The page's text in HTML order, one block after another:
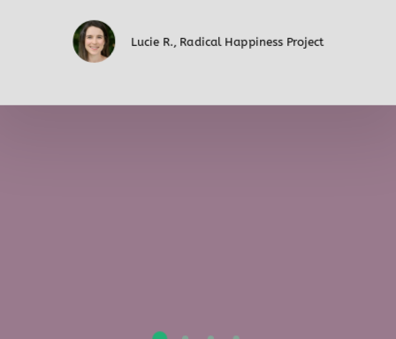
Lucie R., Radical Happiness Project